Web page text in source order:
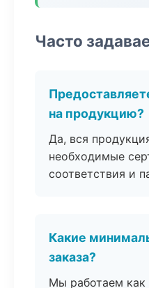
Часто
на продукцию?
Да, вся
необходимые
соответствия и
Какие
заказа?
Мы работаем